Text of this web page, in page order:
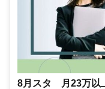
8月スタ 月23万以